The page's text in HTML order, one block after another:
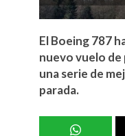
El Boeing 787
nuevo vuelo de
una serie de
parada.